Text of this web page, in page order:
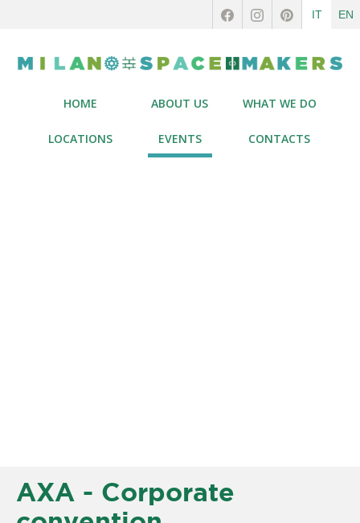
IT EN
HOME ABOUT US WHAT WE DO
LOCATIONS EVENTS CONTACTS
AXA - Corporate